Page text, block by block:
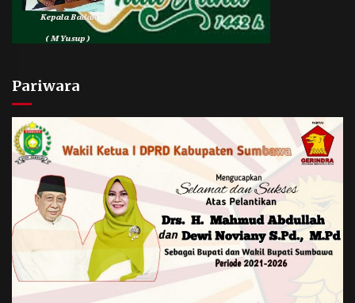
Pariwara